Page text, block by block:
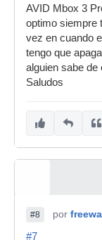
AVID Mbox 3
optimo siempre
vez en cuando
tengo que
alguien sabe de
Saludos
#8 por
#7